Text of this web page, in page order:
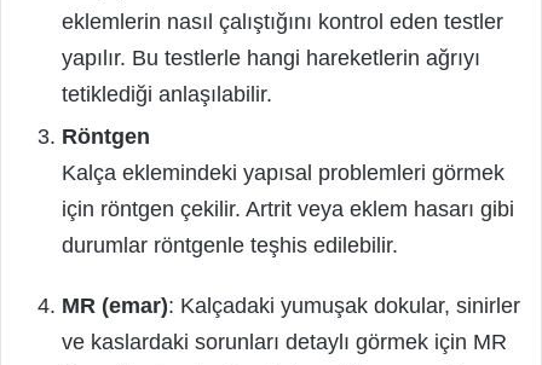
eklemlerin nasıl çalıştığını kontrol eden testler
yapılır. Bu testlerle hangi hareketlerin ağrıyı
tetiklediği anlaşılabilir.
Röntgen
Kalça eklemindeki yapısal problemleri görmek
için röntgen çekilir. Artrit veya eklem hasarı gibi
durumlar röntgenle teşhis edilebilir.
MR (emar): Kalçadaki yumuşak dokular, sinirler
ve kaslardaki sorunları detaylı görmek için MR